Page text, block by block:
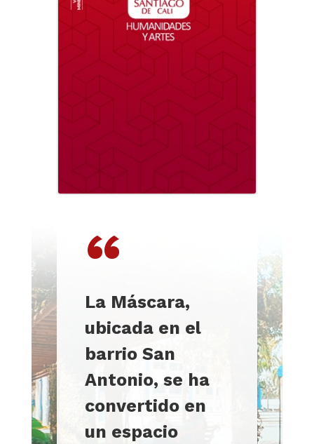
“
La Máscara,
ubicada en el
barrio San
Antonio, se ha
convertido en
un espacio